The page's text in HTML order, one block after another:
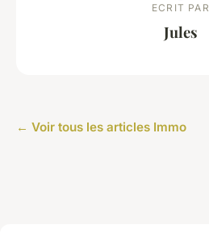
ECRIT PAR
Jules
← Voir tous les articles Immo